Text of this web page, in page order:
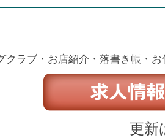
クラブ・お店紹介・落書き帳・
更新